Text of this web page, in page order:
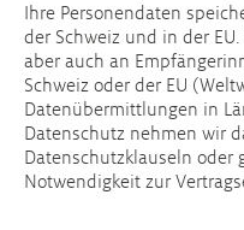
Ihre Personendaten
der Schweiz und in der
aber auch an
Schweiz oder der EU
Datenübermittlungen in
Datenschutz nehmen wir
Datenschutzklauseln oder
Notwendigkeit zur